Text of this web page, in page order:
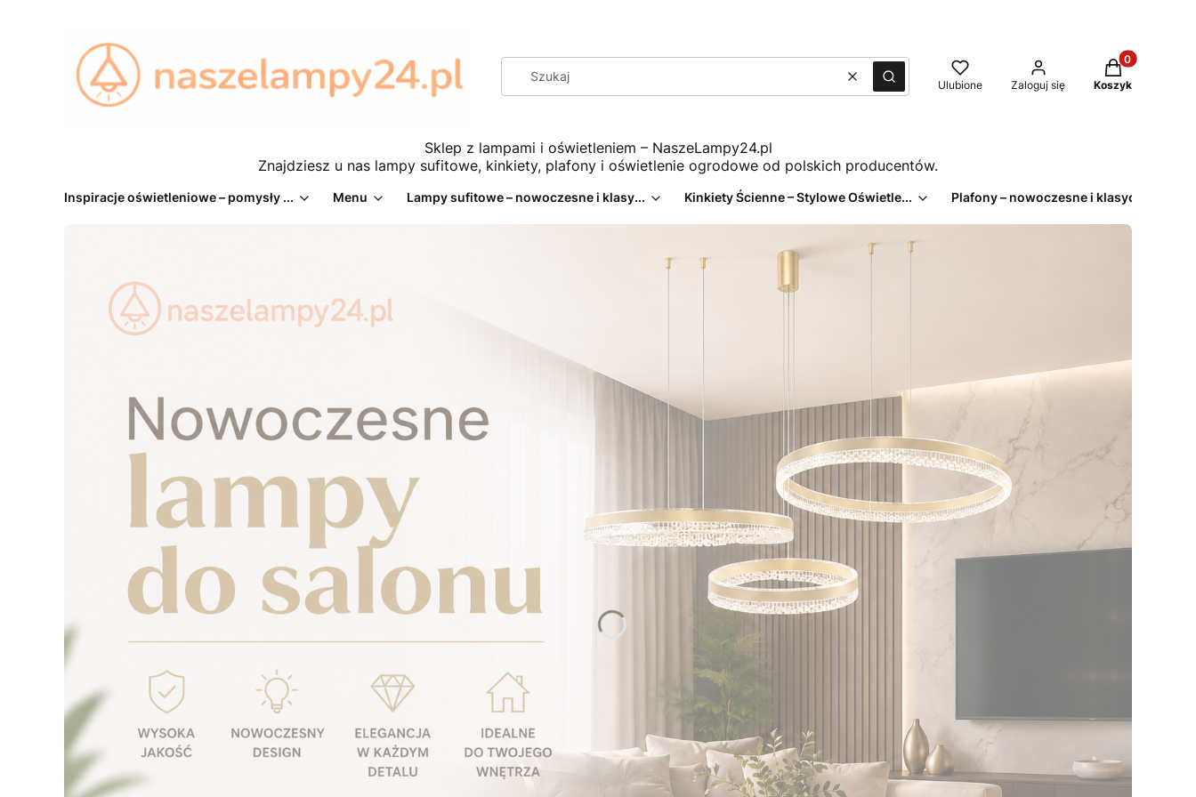
WyczyśćSzukaj Ulubione Zaloguj się
Produkty w
Koszyk
Sklep z lampami i oświetleniem – NaszeLampy24.pl
Znajdziesz u nas lampy sufitowe, kinkiety, plafony i oświetlenie ogrodowe od polskich producentów.
Inspiracje oświetleniowe – pomysły ... Menu Lampy sufitowe – nowoczesne i klasy... Kinkiety Ścienne – Stylowe Oświetle... Plafony – nowoczesne i klasyczne pl...